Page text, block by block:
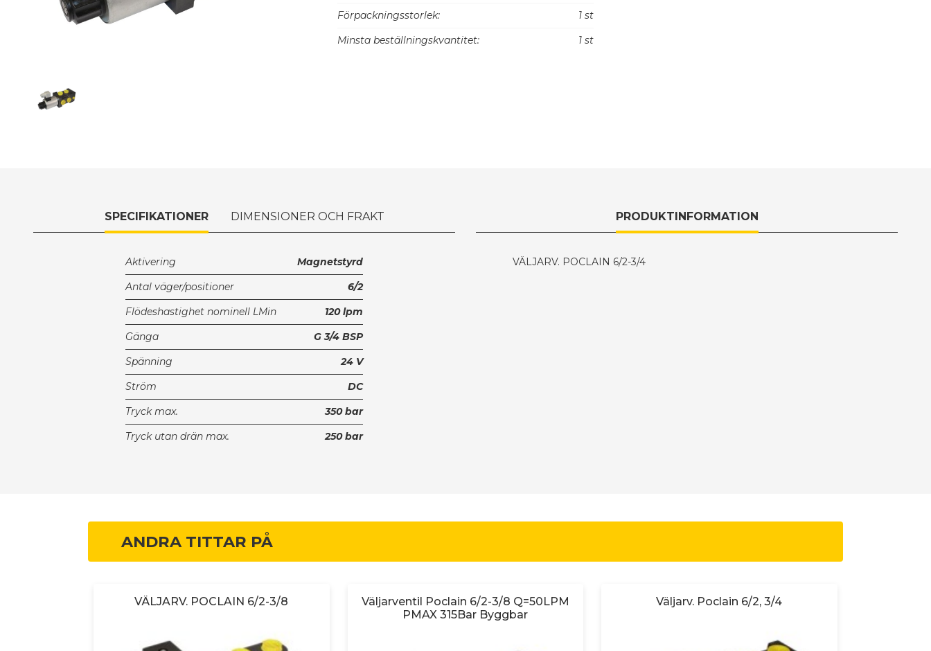
Förpackningsstorlek:
1 st
Minsta beställningskvantitet:
1 st
SPECIFIKATIONER DIMENSIONER OCH FRAKT
Aktivering
Magnetstyrd
Antal väger/positioner
6/2
Flödeshastighet nominell LMin
120 lpm
Gänga
G 3/4 BSP
Spänning
24 V
Ström
DC
Tryck max.
350 bar
Tryck utan drän max.
250 bar
PRODUKTINFORMATION
VÄLJARV. POCLAIN 6/2-3/4
ANDRA TITTAR PÅ
VÄLJARV. POCLAIN 6/2-3/8
Väljarventil Poclain 6/2-3/8 Q=50LPM
PMAX 315Bar Byggbar
Väljarv. Poclain 6/2, 3/4